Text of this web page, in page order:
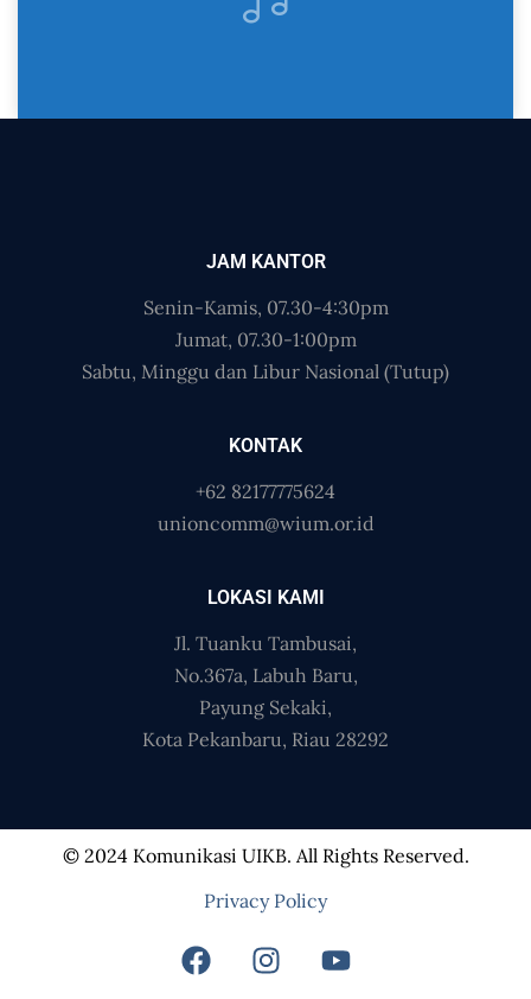
JAM KANTOR
Senin-Kamis, 07.30-4:30pm
Jumat, 07.30-1:00pm
Sabtu, Minggu dan Libur Nasional (Tutup)
KONTAK
+62 82177775624
unioncomm@wium.or.id
LOKASI KAMI
Jl. Tuanku Tambusai,
No.367a, Labuh Baru,
Payung Sekaki,
Kota Pekanbaru, Riau 28292
© 2024 Komunikasi UIKB. All Rights Reserved.
Privacy Policy